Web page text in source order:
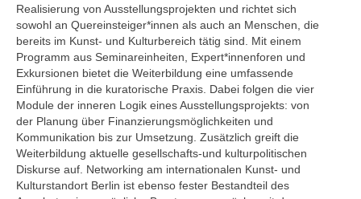
Realisierung von Ausstellungsprojekten und richtet sich
sowohl an Quereinsteiger*innen als auch an Menschen, die
bereits im Kunst- und Kulturbereich tätig sind. Mit einem
Programm aus Seminareinheiten, Expert*innenforen und
Exkursionen bietet die Weiterbildung eine umfassende
Einführung in die kuratorische Praxis. Dabei folgen die vier
Module der inneren Logik eines Ausstellungsprojekts: von
der Planung über Finanzierungsmöglichkeiten und
Kommunikation bis zur Umsetzung. Zusätzlich greift die
Weiterbildung aktuelle gesellschafts-und kulturpolitischen
Diskurse auf. Networking am internationalen Kunst- und
Kulturstandort Berlin ist ebenso fester Bestandteil des